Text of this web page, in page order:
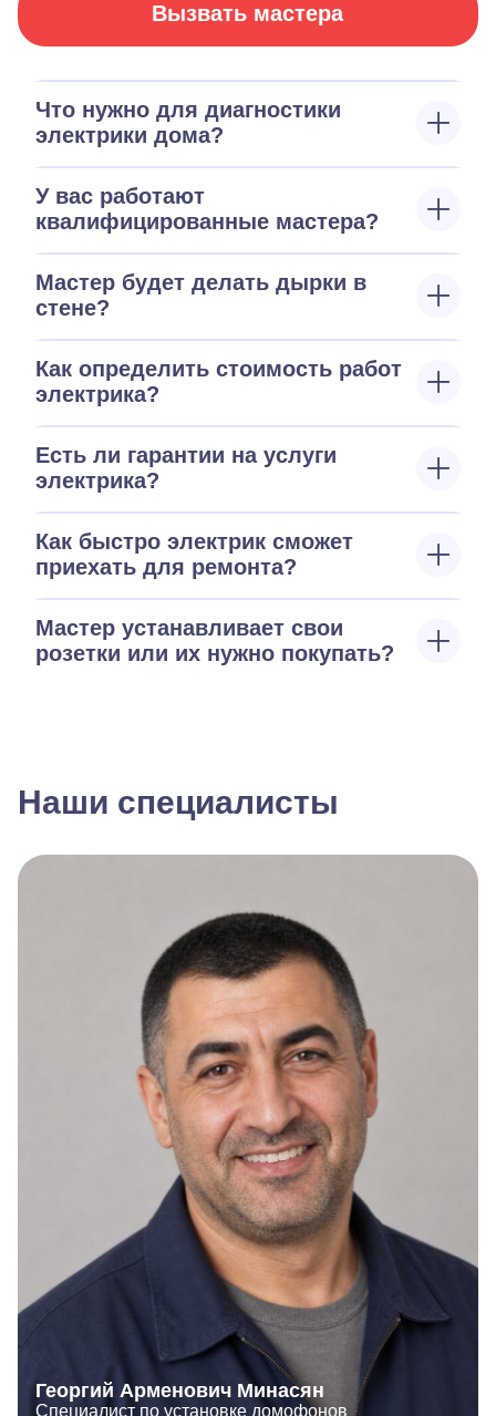
Вызвать мастера
Что нужно для диагностики
электрики дома?
У вас работают
квалифицированные мастера?
Мастер будет делать дырки в
стене?
Как определить стоимость работ
электрика?
Есть ли гарантии на услуги
электрика?
Как быстро электрик сможет
приехать для ремонта?
Мастер устанавливает свои
розетки или их нужно покупать?
Наши специалисты
Георгий Арменович Минасян
Специалист по установке домофонов